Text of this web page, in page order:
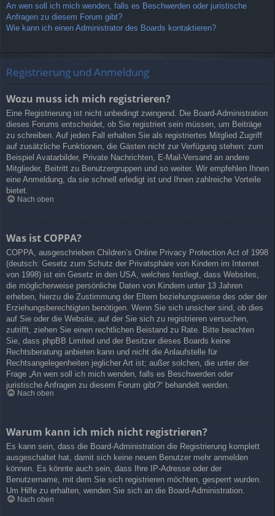
An wen soll ich mich wenden, falls es Beschwerden oder juristische
Anfragen zu diesem Forum gibt?
Wie kann ich einen Administrator des Boards kontaktieren?
Registrierung und Anmeldung
Wozu muss ich mich registrieren?
Eine Registrierung ist nicht unbedingt zwingend. Die Board-Administration
dieses Forums entscheidet, ob Sie registriert sein müssen, um Beiträge
zu schreiben. Auf jeden Fall erhalten Sie als registriertes Mitglied Zugriff
auf zusätzliche Funktionen, die Gästen nicht zur Verfügung stehen: zum
Beispiel Avatarbilder, Private Nachrichten, E-Mail-Versand an andere
Mitglieder, Beitritt zu Benutzergruppen und so weiter. Wir empfehlen Ihnen
eine Anmeldung, da sie schnell erledigt ist und Ihnen zahlreiche Vorteile
bietet.
Nach oben
Was ist COPPA?
COPPA, ausgeschrieben Children’s Online Privacy Protection Act of 1998
(deutsch: Gesetz zum Schutz der Privatsphäre von Kindern im Internet
von 1998) ist ein Gesetz in den USA, welches festlegt, dass Websites,
die möglicherweise persönliche Daten von Kindern unter 13 Jahren
erheben, hierzu die Zustimmung der Eltern beziehungsweise des oder der
Erziehungsberechtigten benötigen. Wenn Sie sich unsicher sind, ob dies
auf Sie oder die Website, auf der Sie sich zu registrieren versuchen,
zutrifft, ziehen Sie einen rechtlichen Beistand zu Rate. Bitte beachten
Sie, dass phpBB Limited und der Besitzer dieses Boards keine
Rechtsberatung anbieten kann und nicht die Anlaufstelle für
Rechtsangelegenheiten jeglicher Art ist; außer solchen, die unter der
Frage „An wen soll ich mich wenden, falls es Beschwerden oder
juristische Anfragen zu diesem Forum gibt?“ behandelt werden.
Nach oben
Warum kann ich mich nicht registrieren?
Es kann sein, dass die Board-Administration die Registrierung komplett
ausgeschaltet hat, damit sich keine neuen Benutzer mehr anmelden
können. Es könnte auch sein, dass Ihre IP-Adresse oder der
Benutzername, mit dem Sie sich registrieren möchten, gesperrt wurden.
Um Hilfe zu erhalten, wenden Sie sich an die Board-Administration.
Nach oben